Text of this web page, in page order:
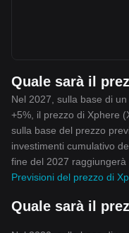
Quale sarà il
Nel 2027, sulla base di
+5%, il prezzo di Xphere
sulla base del prezzo
investimenti cumulativo
fine del 2027
Previsioni del prezzo di
Quale sarà il